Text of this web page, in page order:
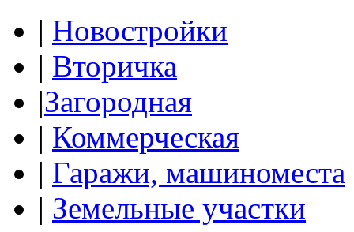
| Новостройки
| Вторичка
|Загородная
| Коммерческая
| Гаражи, машиноместа
| Земельные участки